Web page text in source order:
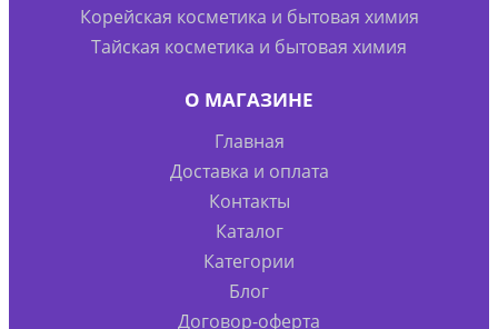
Корейская косметика и бытовая химия
Тайская косметика и бытовая химия
О МАГАЗИНЕ
Главная
Доставка и оплата
Контакты
Каталог
Категории
Блог
Договор-оферта